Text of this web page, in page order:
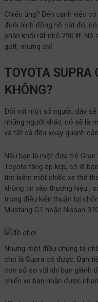
Chiếc ủng? Bên cạnh việc
đuôi hình đồng hồ cát đó,
phân khối rất nhỏ 290 lít.
golf, nhưng chỉ.
TOYOTA SUPRA
KHÔNG?
Đối với một số người, đây
những người khác, nó sẽ là
và tất cả đều xoay quanh
Nếu bạn là một đứa trẻ
Toyota tăng áp kép, có lẽ
tìm kiếm một chiếc xe thể
không tin vào thương hiệu ,
trong điều kiện thuận lợi
Mustang GT hoặc Nissan
Nhưng một điều chúng ta
cho là Supra có được. Bạn
con số so với khi bạn giành
chiếc xe bạn nhận được